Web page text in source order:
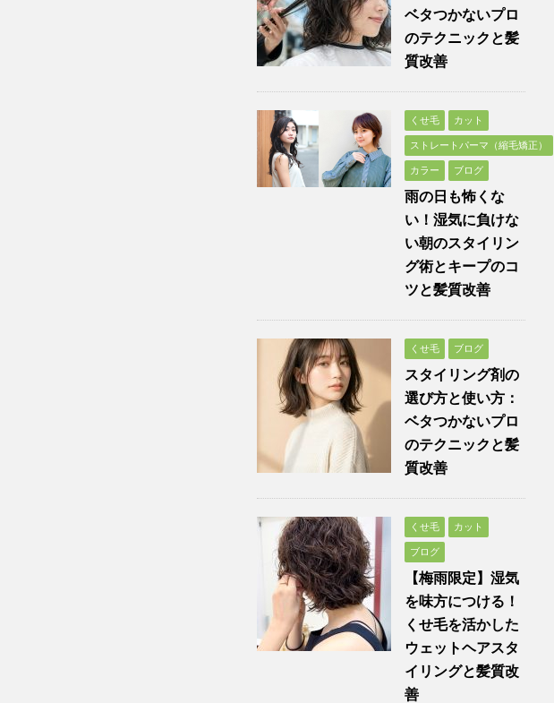
ベタつかないプロ
のテクニックと髪
質改善
くせ毛 カット
ストレートパーマ（縮毛矯正）
カラー ブログ
雨の日も怖くな
い！湿気に負けな
い朝のスタイリン
グ術とキープのコ
ツと髪質改善
くせ毛 ブログ
スタイリング剤の
選び方と使い方：
ベタつかないプロ
のテクニックと髪
質改善
くせ毛 カット
ブログ
【梅雨限定】湿気
を味方につける！
くせ毛を活かした
ウェットヘアスタ
イリングと髪質改
善